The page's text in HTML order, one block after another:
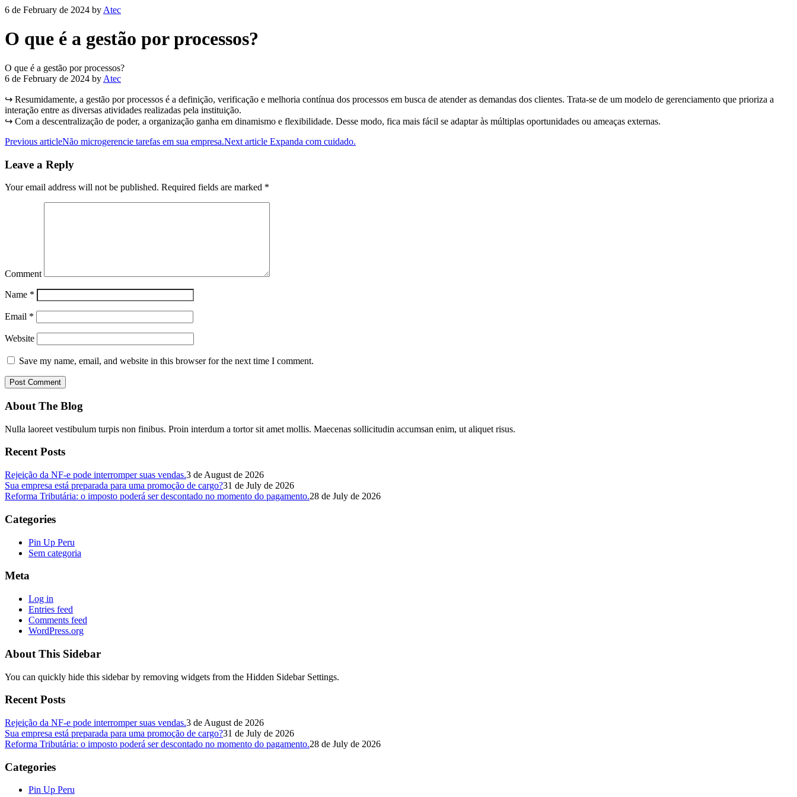
6 de February de 2024 by Atec
O que é a gestão por processos?
O que é a gestão por processos?
6 de February de 2024 by Atec
↪ Resumidamente, a gestão por processos é a definição, verificação e melhoria contínua dos processos em busca de atender as demandas dos clientes. Trata-se de um modelo de gerenciamento que prioriza a
interação entre as diversas atividades realizadas pela instituição.
↪ Com a descentralização de poder, a organização ganha em dinamismo e flexibilidade. Desse modo, fica mais fácil se adaptar às múltiplas oportunidades ou ameaças externas.
Previous articleNão microgerencie tarefas em sua empresa.Next article Expanda com cuidado.
Leave a Reply
Your email address will not be published. Required fields are marked *
Comment
Name *
Email *
Website
Save my name, email, and website in this browser for the next time I comment.
About The Blog
Nulla laoreet vestibulum turpis non finibus. Proin interdum a tortor sit amet mollis. Maecenas sollicitudin accumsan enim, ut aliquet risus.
Recent Posts
Rejeição da NF-e pode interromper suas vendas.3 de August de 2026
Sua empresa está preparada para uma promoção de cargo?31 de July de 2026
Reforma Tributária: o imposto poderá ser descontado no momento do pagamento.28 de July de 2026
Categories
Pin Up Peru
Sem categoria
Meta
Log in
Entries feed
Comments feed
WordPress.org
About This Sidebar
You can quickly hide this sidebar by removing widgets from the Hidden Sidebar Settings.
Recent Posts
Rejeição da NF-e pode interromper suas vendas.3 de August de 2026
Sua empresa está preparada para uma promoção de cargo?31 de July de 2026
Reforma Tributária: o imposto poderá ser descontado no momento do pagamento.28 de July de 2026
Categories
Pin Up Peru